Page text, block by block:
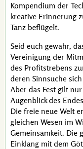
Kompendium der
kreative Erinnerung
Tanz beflügelt.
Seid euch gewahr,
Vereinigung der
des Profitstrebens
deren Sinnsuche
Aber das Fest gilt
Augenblick des
Die freie neue Welt
gleichen Wesen im
Gemeinsamkeit. Die
Einklang mit dem